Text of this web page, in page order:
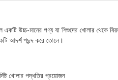
উচ্চ-মানের পণ্য যা শিশুদের খোলার থেকে
আদর্শ পছন্দ করে তোলে।
খোলার পদ্ধতির প্রয়োজন